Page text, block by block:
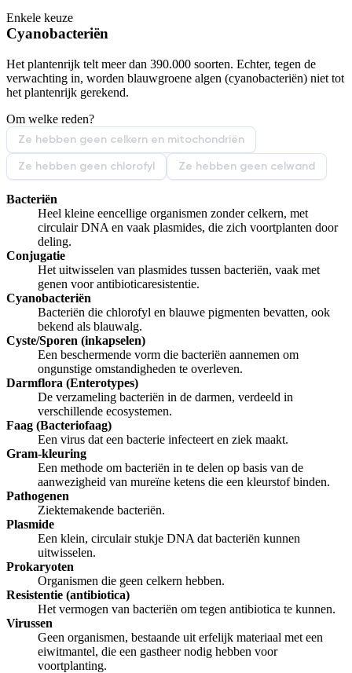
De uitleg gaat te langzaam
Enkele keuze
Cyanobacteriën
Het plantenrijk telt meer dan 390.000 soorten. Echter, tegen de
verwachting in, worden blauwgroene algen (cyanobacteriën) niet tot
het plantenrijk gerekend.
Om welke reden?
Ze hebben geen celkern en mitochondriën
Ze hebben geen chlorofyl
Ze hebben geen celwand
Bacteriën
Heel kleine eencellige organismen zonder celkern, met
circulair DNA en vaak plasmides, die zich voortplanten door
deling.
Conjugatie
Het uitwisselen van plasmides tussen bacteriën, vaak met
genen voor antibioticaresistentie.
Cyanobacteriën
Bacteriën die chlorofyl en blauwe pigmenten bevatten, ook
bekend als blauwalg.
Cyste/Sporen (inkapselen)
Een beschermende vorm die bacteriën aannemen om
ongunstige omstandigheden te overleven.
Darmflora (Enterotypes)
De verzameling bacteriën in de darmen, verdeeld in
verschillende ecosystemen.
Faag (Bacteriofaag)
Een virus dat een bacterie infecteert en ziek maakt.
Gram-kleuring
Een methode om bacteriën in te delen op basis van de
aanwezigheid van mureïne ketens die een kleurstof binden.
Pathogenen
Ziektemakende bacteriën.
Plasmide
Een klein, circulair stukje DNA dat bacteriën kunnen
uitwisselen.
Prokaryoten
Organismen die geen celkern hebben.
Resistentie (antibiotica)
Het vermogen van bacteriën om tegen antibiotica te kunnen.
Virussen
Geen organismen, bestaande uit erfelijk materiaal met een
eiwitmantel, die een gastheer nodig hebben voor
voortplanting.